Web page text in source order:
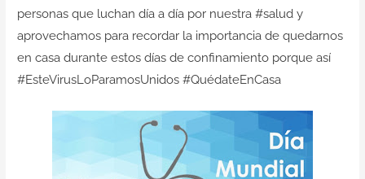
personas que luchan día a día por nuestra #salud y
aprovechamos para recordar la importancia de quedarnos
en casa durante estos días de confinamiento porque así
#EsteVirusLoParamosUnidos #QuédateEnCasa